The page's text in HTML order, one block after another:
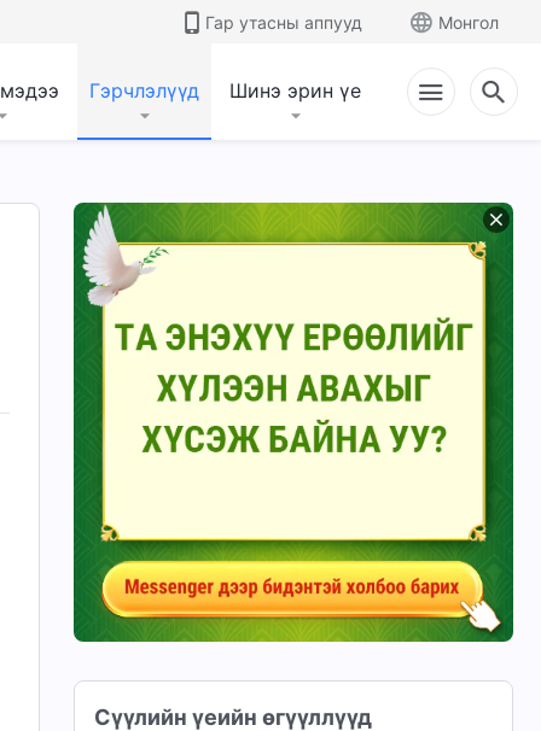
Гар утасны аппууд Монгол
Гэрчлэлүүд Шинэ эрин үе
Сүүлийн үеийн өгүүллүүд